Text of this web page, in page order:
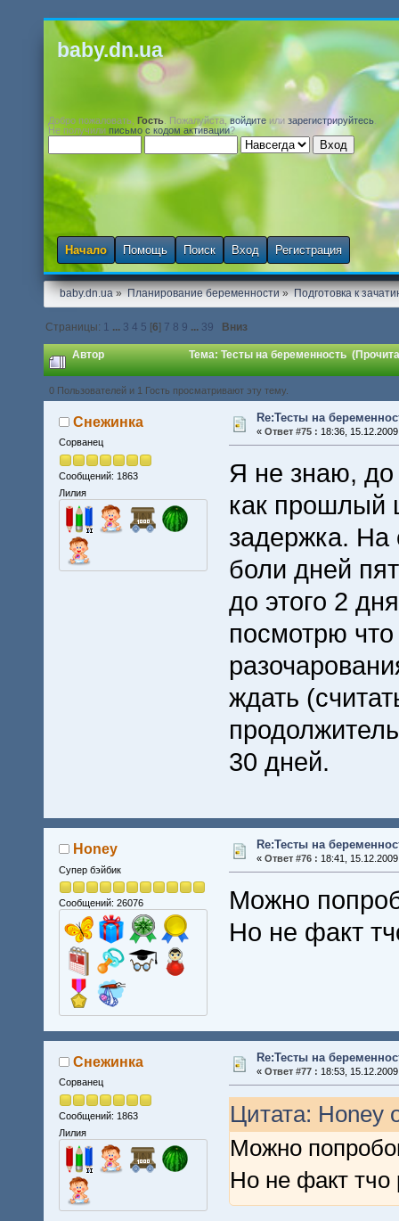
baby.dn.ua
Добро пожаловать, Гость . Пожалуйста,войдите или зарегистрируйтесь
Не получили письмо с кодом активации?
Начало Помощь Поиск Вход Регистрация
baby.dn.ua» Планирование беременности» Подготовка к
Страницы: 1 ... 3 4 5 [6] 7 8 9 ... 39 Вниз
Автор Тема: Тесты на беременность
0 Пользователей и 1 Гость просматривают эту тему.
Снежинка
Сорванец
Сообщений: 1863
Лилия
Re:Тесты на
« Ответ #75 : 18:36,
Я не знаю, до
как прошлый
задержка. На
боли дней
до этого 2
посмотрю что
ждать
30 дней.
Honey
Супер бэйбик
Сообщений: 26076
Re:Тесты на
« Ответ #76 : 18:41,
Можно
Но не факт
Снежинка
Сорванец
Сообщений: 1863
Лилия
Re:Тесты на
« Ответ #77 : 18:53,
Цитата: Honey
Можно
Но не факт тчо